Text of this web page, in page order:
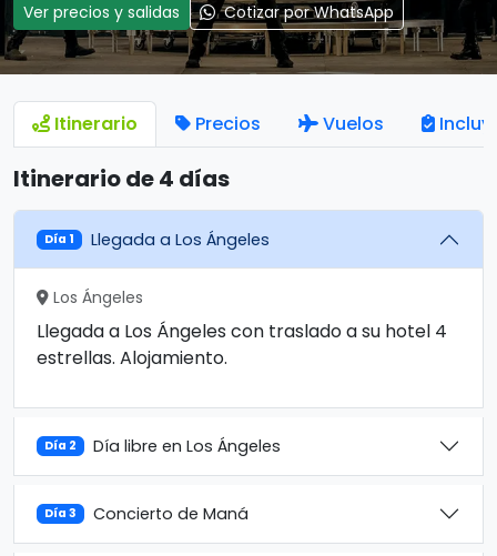
Ver precios y salidas Cotizar por WhatsApp
Itinerario Precios Vuelos
Itinerario de 4 días
Día 1 Llegada a Los Ángeles
Los Ángeles
Llegada a Los Ángeles con traslado a su hotel 4
estrellas. Alojamiento.
Día 2 Día libre en Los Ángeles
Día 3 Concierto de Maná